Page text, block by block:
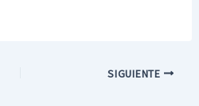
SIGUIENTE